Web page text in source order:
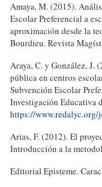
Amaya, M. (2015).
Escolar Preferencial a
aproximación desde la
Bourdieu. Revista
Araya, C. y González, J.
pública en centros
Subvención Escolar
Investigación Educativa
https://
Arias, F. (2012). El
Introducción a la
Editorial Episteme.